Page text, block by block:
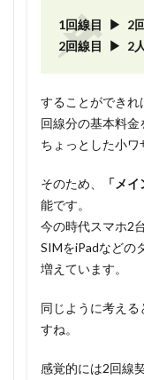
1回線目 ▶ 2回
2回線目 ▶ 2
することができ
回線分の基本料金
ちょっとした小ワ
そのため、 「メ
能です。
今の時代スマホ2
SIMをiPadなどの
増えています。
同じように考える
すね。
感覚的には2回線